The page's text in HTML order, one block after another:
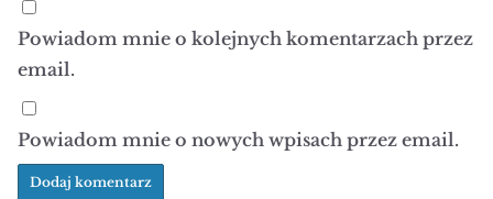
Powiadom mnie o kolejnych komentarzach przez
email.
Powiadom mnie o nowych wpisach przez email.